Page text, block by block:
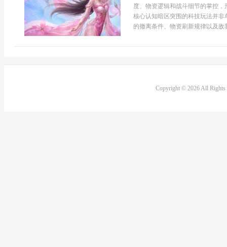
度、物资逻辑和战斗细节的掌控
核心认知暗区突围的科技玩法并
的撤离条件、物资刷新规律以及敌
Copyright © 2026 All